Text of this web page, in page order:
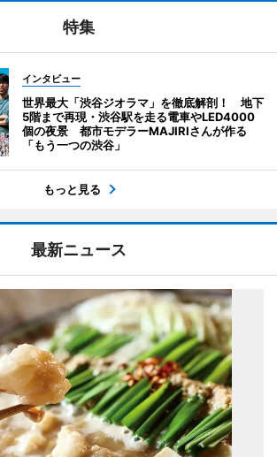
特集
インタビュー
世界最大「渋谷ジオラマ」を徹底解剖！ 地下
5階まで再現・渋谷駅を走る電車やLED4000
個の夜景 都市モデラーMAJIRIさんが作る
「もう一つの渋谷」
もっと見る
最新ニュース